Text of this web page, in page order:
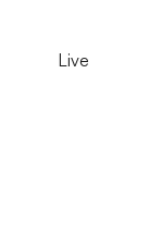
Live